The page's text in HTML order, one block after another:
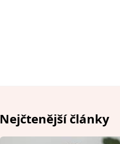
Nejčtenější články